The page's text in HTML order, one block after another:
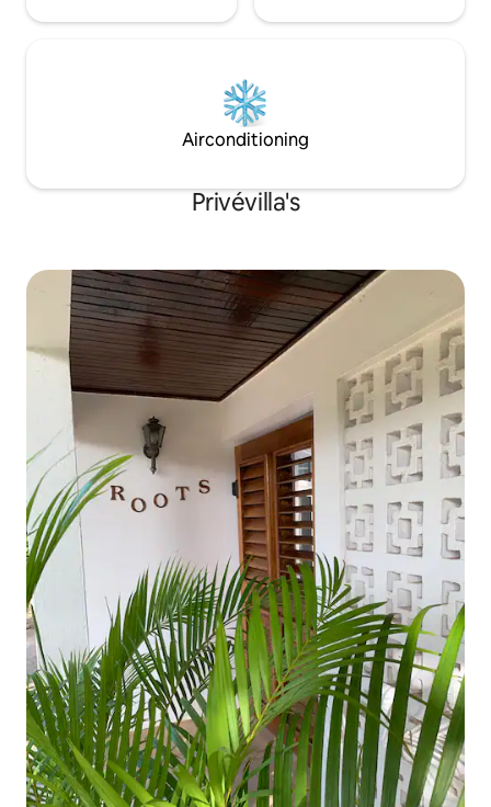
Airconditioning
Privévilla's